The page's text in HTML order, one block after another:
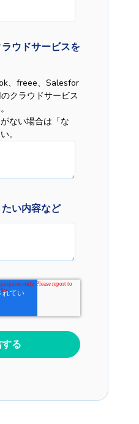
ウドサービスを
、freee、Salesfor
クラウドサービス
ない場合は「な
。
い内容など